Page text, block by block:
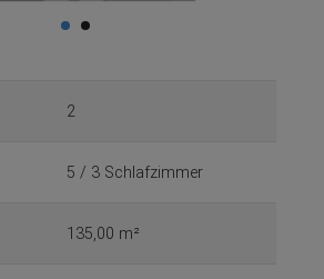
2
5 / 3 Schlafzimmer
135,00 m²